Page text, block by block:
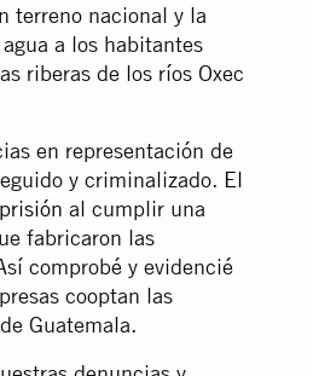
terreno nacional y la
a los habitantes
riberas de los ríos Oxec
en representación de
y criminalizado. El
al cumplir una
fabricaron las
comprobé y evidencié
cooptan las
Guatemala.